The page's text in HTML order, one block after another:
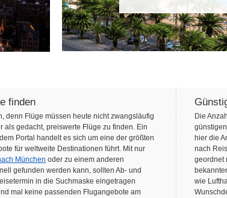
finden
denn Flüge müssen heute nicht zwangsläufig
gedacht, preiswerte Flüge zu finden. Ein
Portal handelt es sich um eine der größten
für weltweite Destinationen führt. Mit nur
München oder zu einem anderen
gefunden werden kann, sollten Ab- und
in die Suchmaske eingetragen
mal keine passenden Flugangebote am
Die
hier die
nach
geordnet
wie